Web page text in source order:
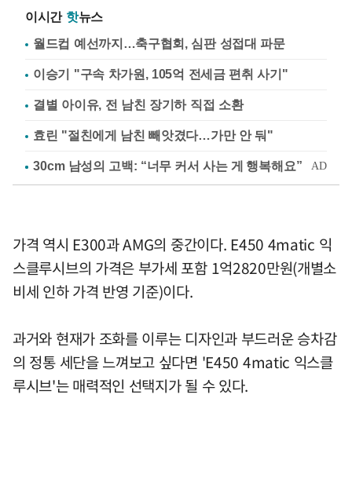
이시간 핫뉴스
월드컵 예선까지…축구협회, 심판 성접대 파문
이승기 "구속 차가원, 105억 전세금 편취 사기"
결별 아이유, 전 남친 장기하 직접 소환
효린 "절친에게 남친 빼앗겼다…가만 안 둬"
가격 역시 E300과 AMG의 중간이다. E450 4matic 익
스클루시브의 가격은 부가세 포함 1억2820만원(개별소
비세 인하 가격 반영 기준)이다.
과거와 현재가 조화를 이루는 디자인과 부드러운 승차감
의 정통 세단을 느껴보고 싶다면 'E450 4matic 익스클
루시브'는 매력적인 선택지가 될 수 있다.